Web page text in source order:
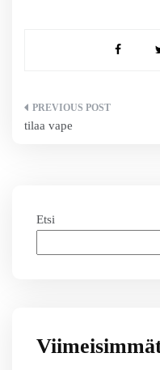
Artikkelien
tilaa vape
Etsi